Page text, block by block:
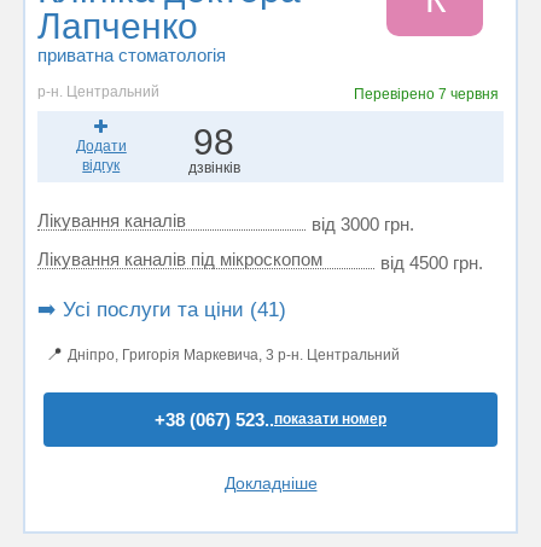
Лапченко
приватна стоматологія
р-н. Центральний Перевірено 7 червня
Додати
відгук
98
дзвінків
Лікування каналів
від 3000 грн.
Лікування каналів під мікроскопом
від 4500 грн.
➡️ Усі послуги та ціни (41)
📍 Дніпро, Григорія Маркевича, 3 р-н. Центральний
+38 (067) 523..показати номер
Докладніше